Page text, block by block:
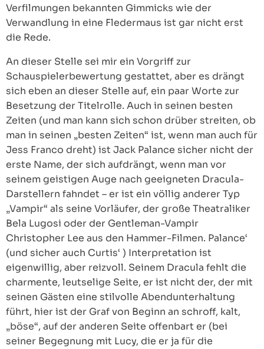
Verfilmungen bekannten Gimmicks wie der
Verwandlung in eine Fledermaus ist gar nicht erst
die Rede.
An dieser Stelle sei mir ein Vorgriff zur
Schauspielerbewertung gestattet, aber es drängt
sich eben an dieser Stelle auf, ein paar Worte zur
Besetzung der Titelrolle. Auch in seinen besten
Zeiten (und man kann sich schon drüber streiten, ob
man in seinen „besten Zeiten“ ist, wenn man auch für
Jess Franco dreht) ist Jack Palance sicher nicht der
erste Name, der sich aufdrängt, wenn man vor
seinem geistigen Auge nach geeigneten Dracula-
Darstellern fahndet – er ist ein völlig anderer Typ
„Vampir“ als seine Vorläufer, der große Theatraliker
Bela Lugosi oder der Gentleman-Vampir
Christopher Lee aus den Hammer-Filmen. Palance‘
(und sicher auch Curtis‘ ) Interpretation ist
eigenwillig, aber reizvoll. Seinem Dracula fehlt die
charmente, leutselige Seite, er ist nicht der, der mit
seinen Gästen eine stilvolle Abendunterhaltung
führt, hier ist der Graf von Beginn an schroff, kalt,
„böse“, auf der anderen Seite offenbart er (bei
seiner Begegnung mit Lucy, die er ja für die